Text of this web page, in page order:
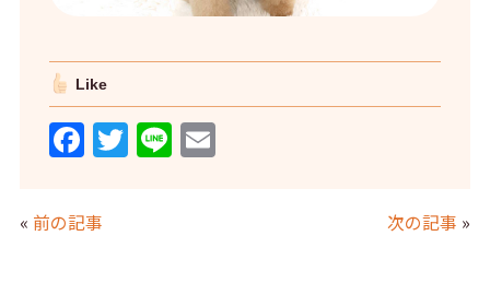
Like
F
c
e
T Li E
« 前の記事 次の記事 »